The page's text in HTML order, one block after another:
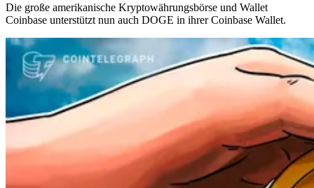
Die große amerikanische Kryptowährungsbörse und Wallet
Coinbase unterstützt nun auch DOGE in ihrer Coinbase Wallet.